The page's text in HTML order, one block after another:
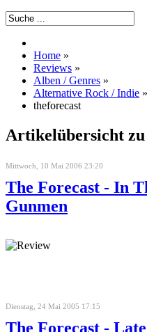
Home »
Reviews »
Alben / Genres »
Alternative Rock / Indie »
theforecast
Artikelübersicht zu
Mittwoch, 10 Mai 2006 23:20
The Forecast - In
Gunmen
Dienstag, 24 Mai 2005 17:15
The Forecast -